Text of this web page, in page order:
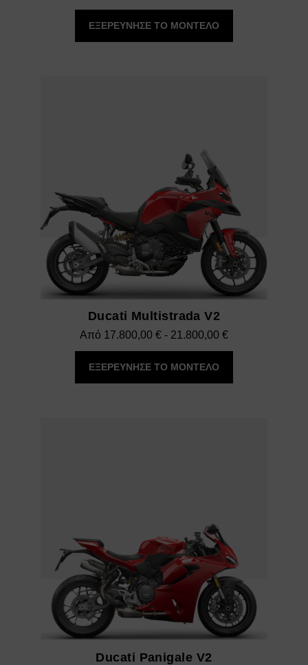
τιμών:
ΕΞΕΡΕΥΝΗΣΕ ΤΟ ΜΟΝΤΕΛΟ
Ducati Multistrada V2
Από 17.800,00 € - 21.800,00 €Εύρος
τιμών:
ΕΞΕΡΕΥΝΗΣΕ ΤΟ ΜΟΝΤΕΛΟ
Ducati Panigale V2